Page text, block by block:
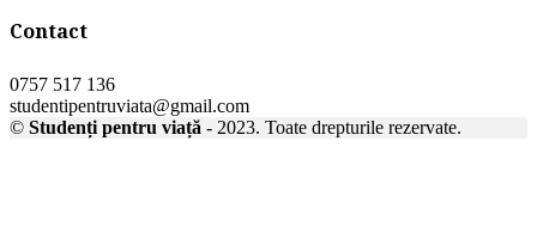
Contact
0757 517 136
studentipentruviata@gmail.com
© Studenți pentru viață - 2023. Toate drepturile rezervate.